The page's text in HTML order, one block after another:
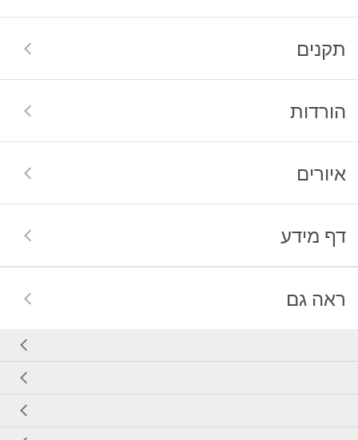
תקנים
הורדות
איורים
דף מידע
ראה גם